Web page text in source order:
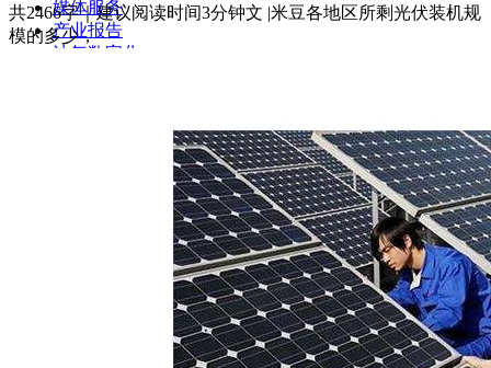
媒体服务
产业报告
油气数字化
共2466字｜建议阅读时间3分钟文 |米豆各地区所剩光伏装机规
模的多少，